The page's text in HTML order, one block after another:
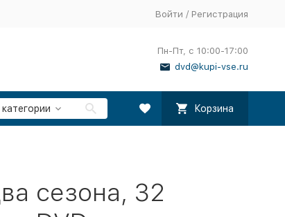
Войти / Регистрация
Пн-Пт, с 10:00-17:00
dvd@kupi-vse.ru
категории Корзина
сезона, 32